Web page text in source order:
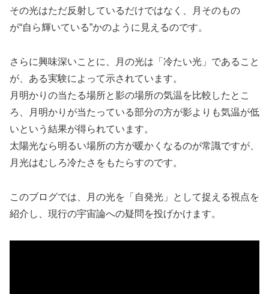
その光はただ反射しているだけではなく、月そのもの
が“自ら輝いている”かのように見えるのです。
さらに興味深いことに、月の光は「冷たい光」であること
が、ある実験によって示されています。
月明かりの当たる場所と影の場所の気温を比較したとこ
ろ、月明かりが当たっている部分の方が影よりも気温が低
いという結果が得られています。
太陽光なら明るい場所の方が暖かくなるのが常識ですが、
月光はむしろ冷たさをもたらすのです。
このブログでは、月の光を「自発光」として捉える視点を
紹介し、現行の宇宙論への疑問を投げかけます。